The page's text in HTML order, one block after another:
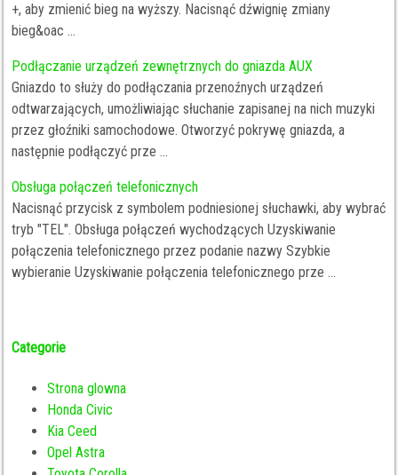
+, aby zmienić bieg na wyższy. Nacisnąć dźwignię zmiany
bieg&oac ...
Podłączanie urządzeń zewnętrznych do gniazda AUX
Gniazdo to służy do podłączania przenoźnych urządzeń
odtwarzających, umożliwiając słuchanie zapisanej na nich muzyki
przez głoźniki samochodowe. Otworzyć pokrywę gniazda, a
następnie podłączyć prze ...
Obsługa połączeń telefonicznych
Nacisnąć przycisk z symbolem podniesionej słuchawki, aby wybrać
tryb "TEL". Obsługa połączeń wychodzących Uzyskiwanie
połączenia telefonicznego przez podanie nazwy Szybkie
wybieranie Uzyskiwanie połączenia telefonicznego prze ...
Categorie
Strona glowna
Honda Civic
Kia Ceed
Opel Astra